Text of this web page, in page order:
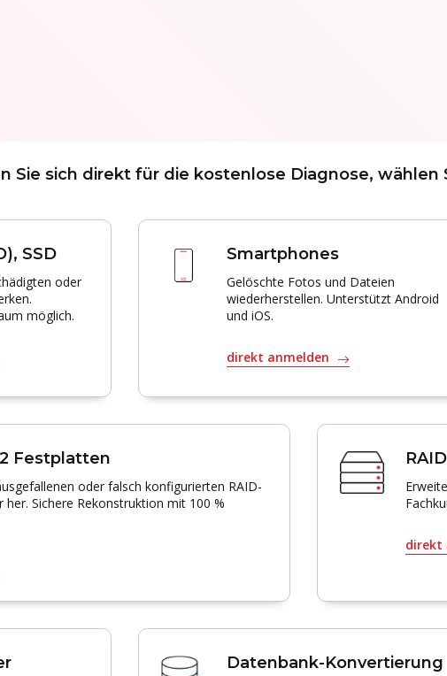
Sie sich direkt für die kostenlose Diagnose, wählen
SSD
oder
möglich.
Smartphones
Gelöschte Fotos und Dateien
wiederherstellen. Unterstützt Android
und iOS.
direkt anmelden
Festplatten
oder falsch konfigurierten RAID-
Sichere Rekonstruktion mit 100 %
direkt
Datenbank-Konvertierung